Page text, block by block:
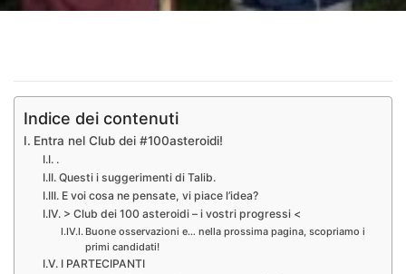
Indice dei contenuti
Entra nel Club dei #100asteroidi!
.
Questi i suggerimenti di Talib.
E voi cosa ne pensate, vi piace l’idea?
> Club dei 100 asteroidi – i vostri progressi <
Buone osservazioni e… nella prossima pagina, scopriamo i
primi candidati!
I PARTECIPANTI